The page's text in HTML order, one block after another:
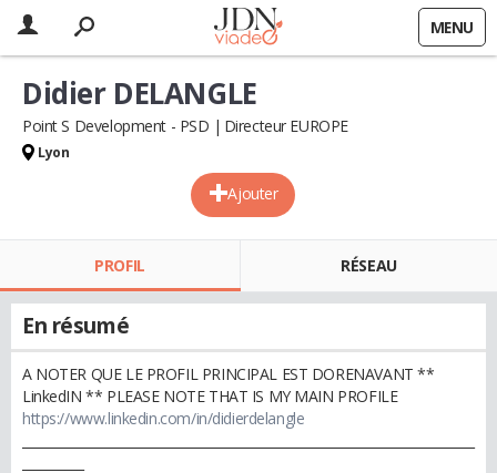
MENU
Ajouter
Didier DELANGLE
Point S Development - PSD Directeur EUROPE
Lyon
PROFIL RÉSEAU
En résumé
A NOTER QUE LE PROFIL PRINCIPAL EST DORENAVANT **
LinkedIN ** PLEASE NOTE THAT IS MY MAIN PROFILE
https://www.linkedin.com/in/didierdelangle